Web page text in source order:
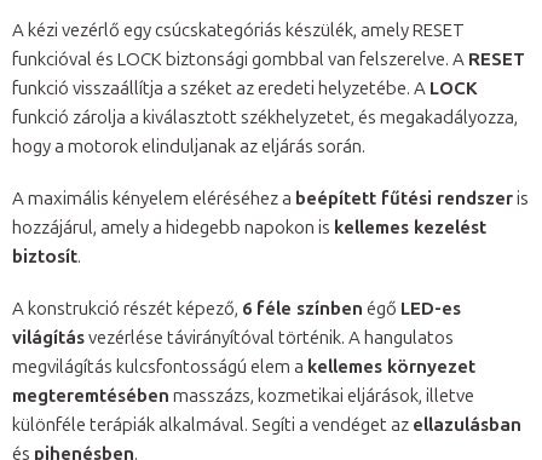
A kézi vezérlő egy csúcskategóriás készülék, amely RESET
funkcióval és LOCK biztonsági gombbal van felszerelve. A RESET
funkció visszaállítja a széket az eredeti helyzetébe. A LOCK
funkció zárolja a kiválasztott székhelyzetet, és megakadályozza,
hogy a motorok elinduljanak az eljárás során.
A maximális kényelem eléréséhez a beépített fűtési rendszeris
hozzájárul, amely a hidegebb napokon is kellemes kezelést
biztosít.
A konstrukció részét képező, 6 féle színben égő LED-es
világításvezérlése távirányítóval történik. A hangulatos
megvilágítás kulcsfontosságú elem a kellemes környezet
megteremtésében masszázs, kozmetikai eljárások, illetve
különféle terápiák alkalmával. Segíti a vendéget az ellazulásban
és pihenésben.